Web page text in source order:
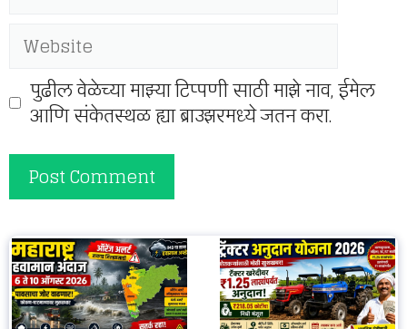
Website
पुढील वेळेच्या माझ्या टिप्पणी साठी माझे नाव, ईमेल
आणि संकेतस्थळ ह्या ब्राउझरमध्ये जतन करा.